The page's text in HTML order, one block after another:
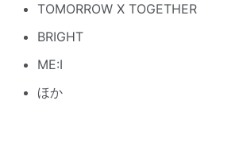
TOMORROW X TOGETHER
BRIGHT
ME:I
ほか